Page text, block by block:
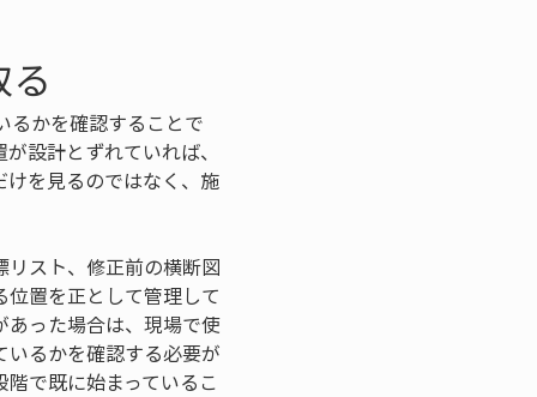
るかを確認することで
設計とずれていれば、
を見るのではなく、施
スト、修正前の横断図
置を正として管理して
あった場合は、現場で使
るかを確認する必要が
で既に始まっているこ